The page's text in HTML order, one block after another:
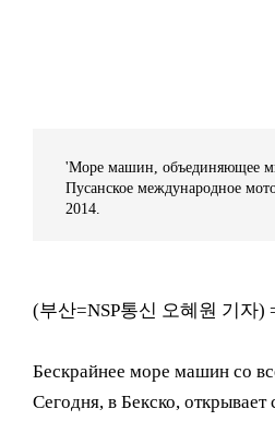
'Море машин, объединяющее
Пусанское международное
2014.
(부산=NSP통신 오혜원 기자)
Бескрайнее море машин со
Сегодня, в Бекско,